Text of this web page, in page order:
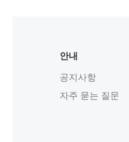
안내
공지사항
자주 묻는 질문